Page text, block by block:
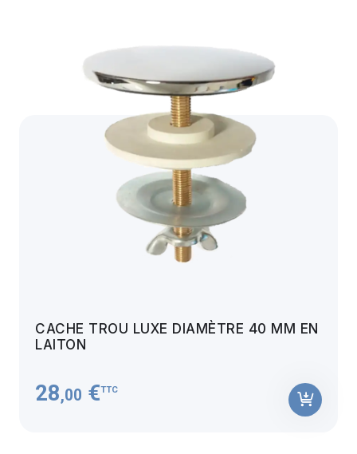
CACHE TROU LUXE DIAMÈTRE 40 MM EN
LAITON
28,00 €TTC